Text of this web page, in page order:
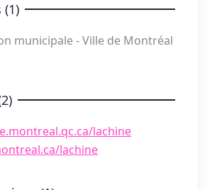
(1)
municipale - Ville de Montréal
lachine
lachine